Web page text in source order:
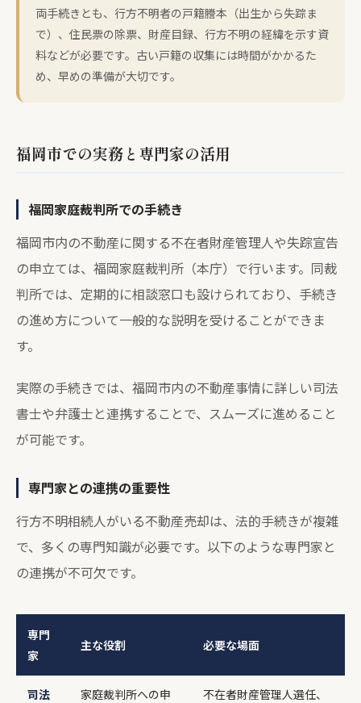
両手続きとも、行方不明者の戸籍謄本（出生から失踪ま
で）、住民票の除票、財産目録、行方不明の経緯を示す資
料などが必要です。古い戸籍の収集には時間がかかるた
め、早めの準備が大切です。
福岡市での実務と専門家の活用
福岡家庭裁判所での手続き
福岡市内の不動産に関する不在者財産管理人や失踪宣告
の申立ては、福岡家庭裁判所（本庁）で行います。同裁
判所では、定期的に相談窓口も設けられており、手続き
の進め方について一般的な説明を受けることができま
す。
実際の手続きでは、福岡市内の不動産事情に詳しい司法
書士や弁護士と連携することで、スムーズに進めること
が可能です。
専門家との連携の重要性
行方不明相続人がいる不動産売却は、法的手続きが複雑
で、多くの専門知識が必要です。以下のような専門家と
の連携が不可欠です。
専門
家
主な役割 必要な場面
司法
家庭裁判所への申
不在者財産管理人選任、